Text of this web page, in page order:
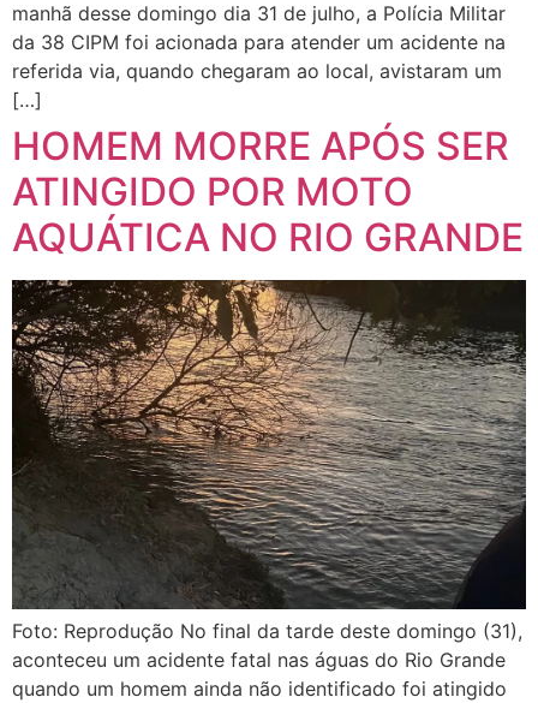
manhã desse domingo dia 31 de julho, a Polícia Militar
da 38 CIPM foi acionada para atender um acidente na
referida via, quando chegaram ao local, avistaram um
[…]
HOMEM MORRE APÓS SER
ATINGIDO POR MOTO
AQUÁTICA NO RIO GRANDE
Foto: Reprodução No final da tarde deste domingo (31),
aconteceu um acidente fatal nas águas do Rio Grande
quando um homem ainda não identificado foi atingido